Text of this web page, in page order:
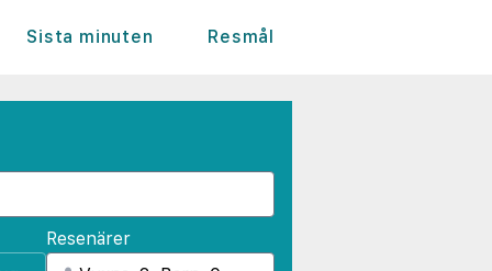
Sista minuten Resmål
Resenärer